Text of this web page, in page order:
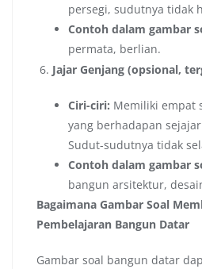
persegi, sudutnya tidak
Contoh dalam gambar
permata, berlian.
Jajar Genjang (opsional,
Ciri-ciri: Memiliki empat
yang berhadapan
Sudut-sudutnya tidak
Contoh dalam gambar
bangun arsitektur,
Bagaimana Gambar Soal
Pembelajaran Bangun Datar
Gambar soal bangun datar